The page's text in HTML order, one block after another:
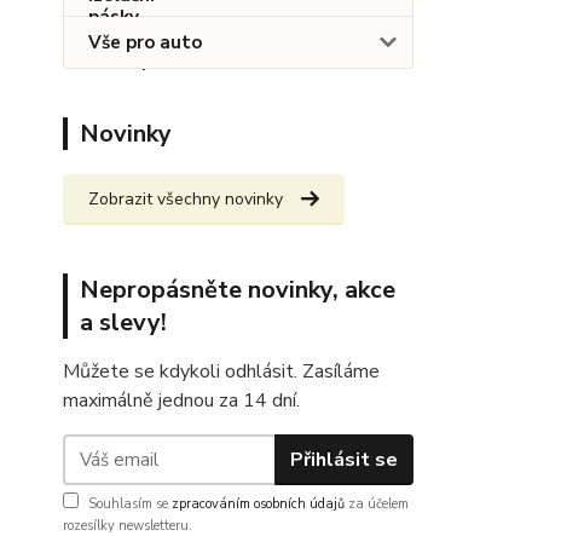
Vše pro auto
Novinky
Zobrazit všechny novinky
Nepropásněte novinky, akce
a slevy!
Můžete se kdykoli odhlásit. Zasíláme
maximálně jednou za 14 dní.
Přihlásit se
Souhlasím se zpracováním osobních údajů za účelem
rozesílky newsletteru.